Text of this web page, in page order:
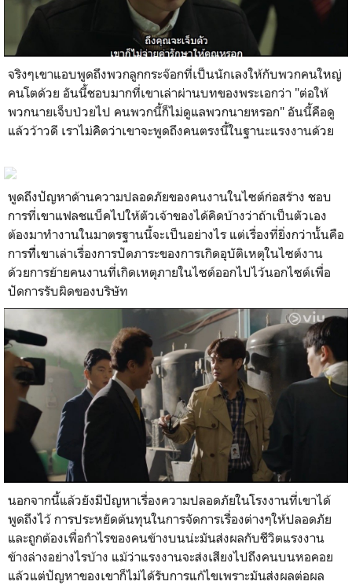
จริงๆเขาแอบพูดถึงพวกลูกกระจ๊อกที่เป็นนักเลงให้กับพวกคนใหญ่
คนโตด้วย อันนี้ชอบมากที่เขาเล่าผ่านบทของพระเอกว่า "ต่อให้
พวกนายเจ็บป่วยไป คนพวกนี้ก็ไม่ดูแลพวกนายหรอก" อันนี้คือดู
แล้วว้าวดี เราไม่คิิดว่าเขาจะพูดถึงคนตรงนี้ในฐานะแรงงานด้วย
พูดถึงปัญหาด้านความปลอดภัยของคนงานในไซต์ก่อสร้าง ชอบ
การที่เขาแฟลชแบ็คไปให้ตัวเจ้าของได้คิดบ้างว่าถ้าเป็นตัวเอง
ต้องมาทำงานในมาตรฐานนี้จะเป็นอย่างไร แต่เรื่องที่ยิ่งกว่านั้นคือ
การทืี่เขาเล่าเรื่องการปัดภาระของการเกิดอุบัติเหตุในไซต์งาน
ด้วยการย้ายคนงานที่เกิดเหตุภายในไซต์ออกไปไว้นอกไซต์เพื่อ
ปัดการรับผิดของบริษัท
นอกจากนี้แล้วยังมีปัญหาเรื่องความปลอดภัยในโรงงานที่เขาได้
พูดถึงไว้ การประหยัดต้นทุนในการจัดการเรื่องต่างๆให้ปลอดภัย
และถูกต้องเพื่อกำไรของคนข้างบนน่ะมันส่งผลกับชีวิตแรงงาน
ข้างล่างอย่างไรบ้าง แม้ว่าแรงงานจะส่งเสียงไปถึงคนบนหอคอย
แล้วแต่ปัญหาของเขาก็ไม่ได้รับการแก้ไขเพราะมันส่งผลต่อผล